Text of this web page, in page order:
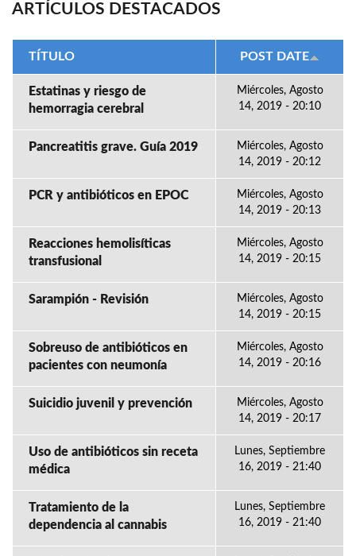
ARTÍCULOS DESTACADOS
TÍTULO POST DATE
Estatinas y riesgo de
hemorragia cerebral
Miércoles, Agosto
14, 2019 - 20:10
Pancreatitis grave. Guía 2019
Miércoles, Agosto
14, 2019 - 20:12
PCR y antibióticos en EPOC
Miércoles, Agosto
14, 2019 - 20:13
Reacciones hemolisíticas
transfusional
Miércoles, Agosto
14, 2019 - 20:15
Sarampión - Revisión
Miércoles, Agosto
14, 2019 - 20:15
Sobreuso de antibióticos en
pacientes con neumonía
Miércoles, Agosto
14, 2019 - 20:16
Suicidio juvenil y prevención
Miércoles, Agosto
14, 2019 - 20:17
Uso de antibióticos sin receta
médica
Lunes, Septiembre
16, 2019 - 21:40
Tratamiento de la
dependencia al cannabis
Lunes, Septiembre
16, 2019 - 21:40